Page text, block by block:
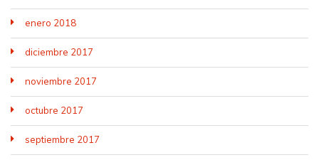
enero 2018
diciembre 2017
noviembre 2017
octubre 2017
septiembre 2017